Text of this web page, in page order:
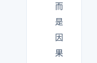
而
是
因
果